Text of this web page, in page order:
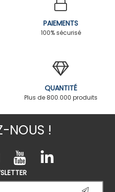
PAIEMENTS
100% sécurisé
QUANTITÉ
Plus de 800.000 produits
NOUS !